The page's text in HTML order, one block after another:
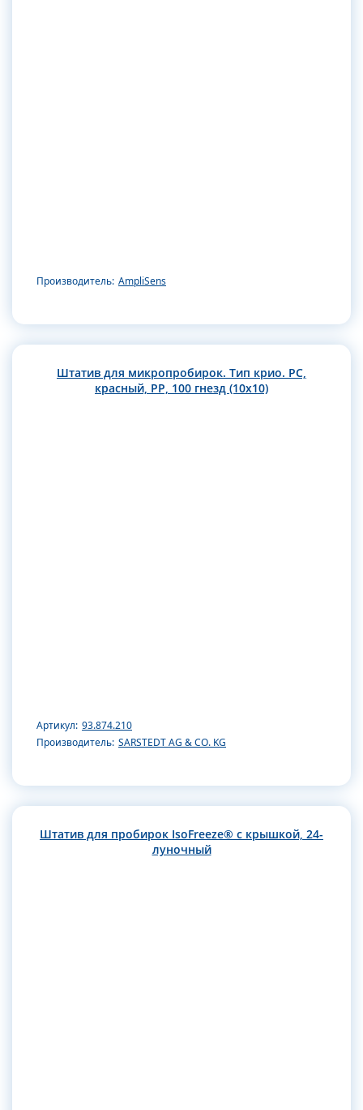
Производитель: AmpliSens
Штатив для микропробирок. Тип крио. РС,
красный, РР, 100 гнезд (10х10)
Артикул: 93.874.210
Производитель: SARSTEDT AG & CO. KG
Штатив для пробирок IsoFreeze® с крышкой, 24-
луночный